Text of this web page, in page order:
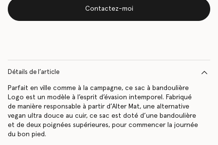
Contactez-moi
Détails de l’article
Parfait en ville comme à la campagne, ce sac à bandoulière
Logo est un modèle à l’esprit d’évasion intemporel. Fabriqué
de manière responsable à partir d’Alter Mat, une alternative
vegan ultra douce au cuir, ce sac est doté d’une bandoulière
et de deux poignées supérieures, pour commencer la journée
du bon pied.